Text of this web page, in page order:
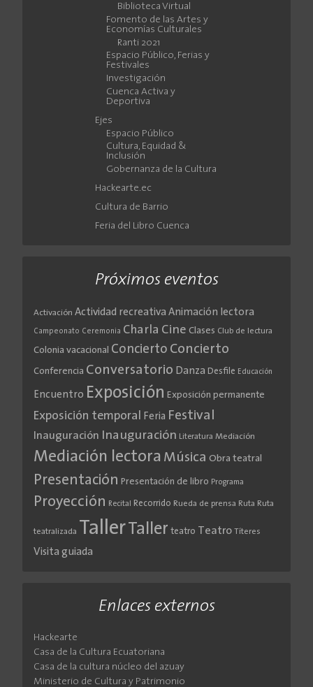
Biblioteca Virtual
Fomento de las Artes y
Economías Culturales
Ranti 2021
Espacio Público, Ferias y
Festivales
Investigación
Cuenca Activa y
Deportiva
Ejes
Espacio Público
Cultura, Equidad &
Inclusión
Gobernanza de la Cultura
Hackearte.ec
Cultura de Barrio
Feria del Libro Cuenca
Próximos eventos
Activación Actividad recreativa Animación lectora
Campeonato Ceremonia Charla Cine Clases Club de lectura
Colonia vacacional Concierto Concierto
Conferencia Conversatorio Danza Desfile Educación
Encuentro Exposición Exposición permanente
Exposición temporal Feria Festival
Inauguración Inauguración Literatura Mediación
Mediación lectora Música Obra teatral
Presentación Presentación de libro Programa
Proyección Recital Recorrido Rueda de prensa Ruta Ruta
teatralizada Taller Taller teatro Teatro Títeres
Visita guiada
Enlaces externos
Hackearte
Casa de la Cultura Ecuatoriana
Casa de la cultura núcleo del azuay
Ministerio de Cultura y Patrimonio